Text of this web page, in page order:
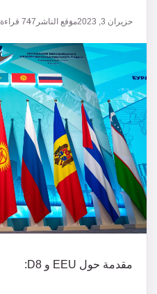
حزيران 3, 2023 موقع الناشر 747 قراءة
مقدمة حول EEU و D8: